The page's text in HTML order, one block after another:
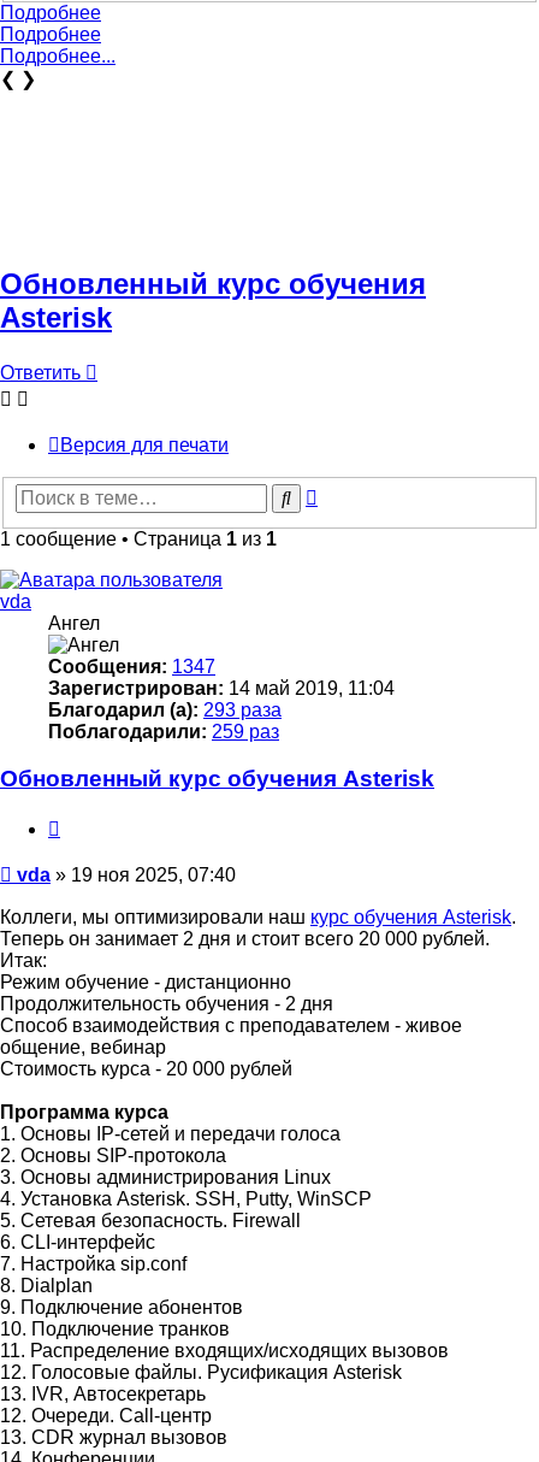
Подробнее
Подробнее
Подробнее...
❮ ❯
Обновленный курс обучения
Asterisk
Ответить
Версия для печати
Поиск
1 сообщение • Страница 1 из 1
vda
Ангел
Сообщения: 1347
Зарегистрирован: 14 май 2019, 11:04
Благодарил (а): 293 раза
Поблагодарили: 259 раз
Обновленный курс обучения Asterisk
Сообщение
vda » 19 ноя 2025, 07:40
Коллеги, мы оптимизировали наш курс обучения Asterisk.
Теперь он занимает 2 дня и стоит всего 20 000 рублей.
Итак:
Режим обучение - дистанционно
Продолжительность обучения - 2 дня
Способ взаимодействия с преподавателем - живое
общение, вебинар
Стоимость курса - 20 000 рублей
Программа курса
1. Основы IP-сетей и передачи голоса
2. Основы SIP-протокола
3. Основы администрирования Linux
4. Установка Asterisk. SSH, Putty, WinSCP
5. Сетевая безопасность. Firewall
6. CLI-интерфейс
7. Настройка sip.conf
8. Dialplan
9. Подключение абонентов
10. Подключение транков
11. Распределение входящих/исходящих вызовов
12. Голосовые файлы. Русификация Asterisk
13. IVR, Автосекретарь
12. Очереди. Call-центр
13. CDR журнал вызовов